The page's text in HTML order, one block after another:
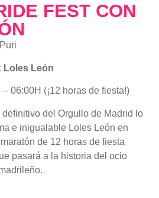
FEST CON
Loles León
– 06:00H (¡12 horas de fiesta!)
definitivo del Orgullo de Madrid lo
e inigualable Loles León en
de 12 horas de fiesta
pasará a la historia del ocio